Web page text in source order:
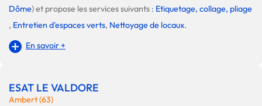
Dôme) et propose les services suivants : Etiquetage, collage, pliage
, Entretien d'espaces verts, Nettoyage de locaux.
En savoir +
ESAT LE VALDORE
Ambert (63)